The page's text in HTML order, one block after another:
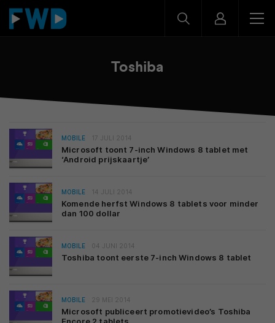
Toshiba
MOBILE 17 JULI 2014
Microsoft toont 7-inch Windows 8 tablet met
‘Android prijskaartje’
MOBILE 14 JULI 2014
Komende herfst Windows 8 tablets voor minder
dan 100 dollar
MOBILE 04 JUNI 2014
Toshiba toont eerste 7-inch Windows 8 tablet
MOBILE 29 MEI 2014
Microsoft publiceert promotievideo’s Toshiba